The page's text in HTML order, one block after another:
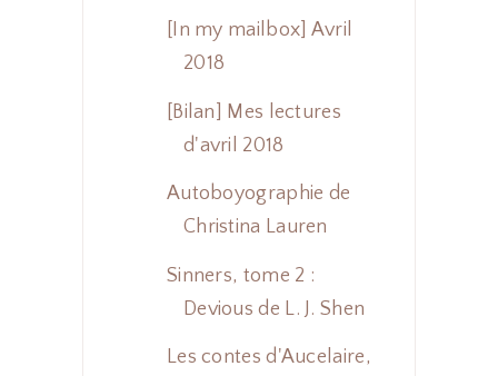
[In my mailbox] Avril
2018
[Bilan] Mes lectures
d'avril 2018
Autoboyographie de
Christina Lauren
Sinners, tome 2 :
Devious de L. J. Shen
Les contes d'Aucelaire,